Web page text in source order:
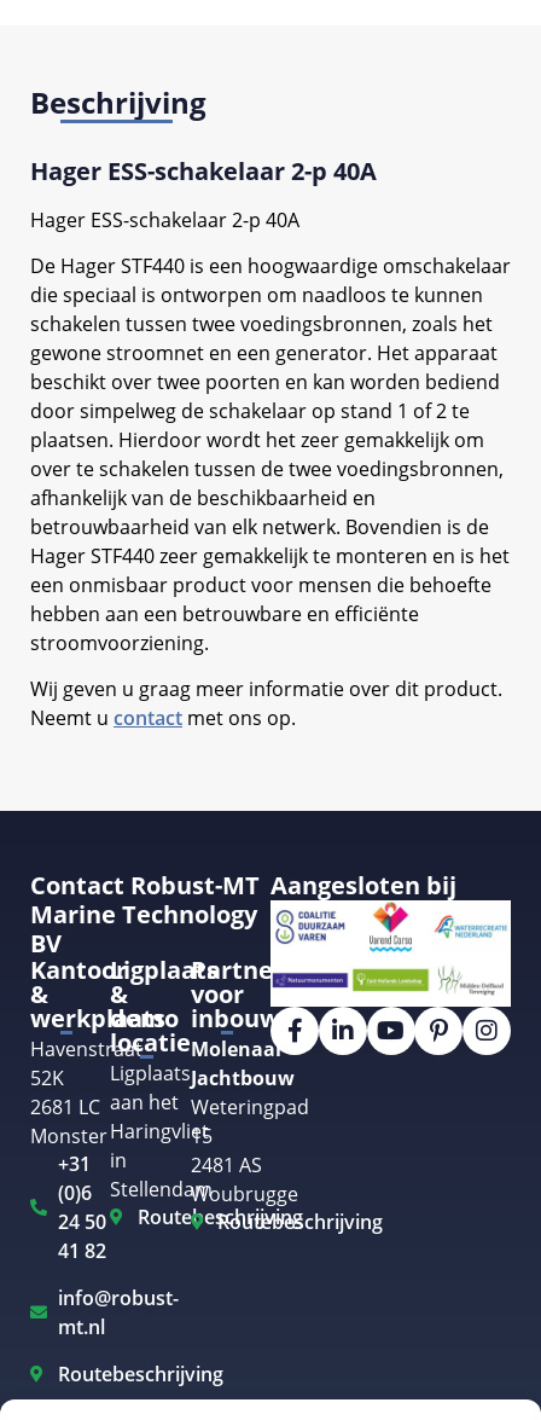
Beschrijving
Hager ESS-schakelaar 2-p 40A
Hager ESS-schakelaar 2-p 40A
De Hager STF440 is een hoogwaardige omschakelaar
die speciaal is ontworpen om naadloos te kunnen
schakelen tussen twee voedingsbronnen, zoals het
gewone stroomnet en een generator. Het apparaat
beschikt over twee poorten en kan worden bediend
door simpelweg de schakelaar op stand 1 of 2 te
plaatsen. Hierdoor wordt het zeer gemakkelijk om
over te schakelen tussen de twee voedingsbronnen,
afhankelijk van de beschikbaarheid en
betrouwbaarheid van elk netwerk. Bovendien is de
Hager STF440 zeer gemakkelijk te monteren en is het
een onmisbaar product voor mensen die behoefte
hebben aan een betrouwbare en efficiënte
stroomvoorziening.
Wij geven u graag meer informatie over dit product.
Neemt u contact met ons op.
Contact Robust-MT
Marine Technology
BV
Kantoor
&
werkplaats
Havenstraat
52K
2681 LC
Monster
+31
(0)6
24 50
41 82
info@robust-
mt.nl
Routebeschrijving
Ligplaats
&
demo
locatie
Ligplaats
aan het
Haringvliet
in
Stellendam
Routebeschrijving
Partner
voor
inbouw
Molenaar
Jachtbouw
Weteringpad
15
2481 AS
Woubrugge
Routebeschrijving
Aangesloten bij